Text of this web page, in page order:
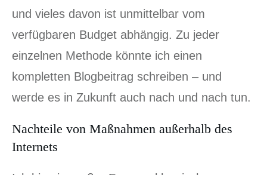
und vieles davon ist unmittelbar vom
verfügbaren Budget abhängig. Zu jeder
einzelnen Methode könnte ich einen
kompletten Blogbeitrag schreiben – und
werde es in Zukunft auch nach und nach tun.
Nachteile von Maßnahmen außerhalb des
Internets